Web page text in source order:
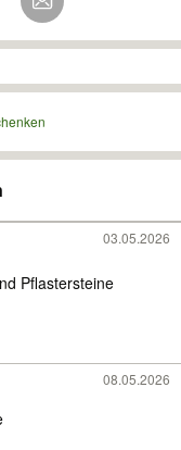
03.05.2026
Pflastersteine
08.05.2026